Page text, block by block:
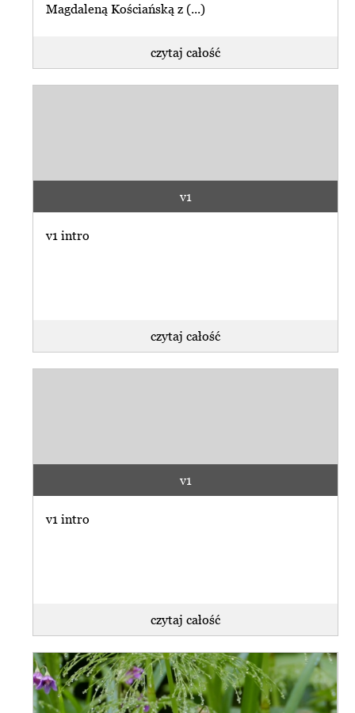
Magdaleną Kościańską z (...)
czytaj całość
v1
v1 intro
czytaj całość
v1
v1 intro
czytaj całość